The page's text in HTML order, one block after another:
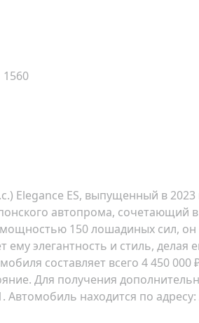
1560
Elegance ES, выпущенный в
автопрома, сочетающий
150 лошадиных сил, он
элегантность и стиль, делая
составляет всего 4 450 000
Для получения
Автомобиль находится по адресу: